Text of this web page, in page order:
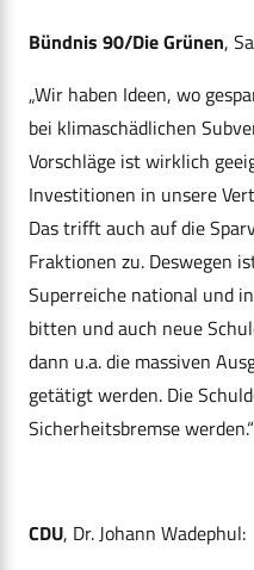
Bündnis 90/Die Grünen,
„Wir haben Ideen, wo
bei klimaschädlichen
Vorschläge ist wirklich
Investitionen in unsere
Das trifft auch auf die
Fraktionen zu. Deswegen
Superreiche national und
bitten und auch neue
dann u.a. die massiven
getätigt werden. Die
Sicherheitsbremse werden.“
CDU, Dr. Johann Wadephul: